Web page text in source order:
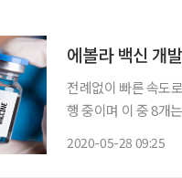
에볼라 백신 개
전례없이 빠른 속도
행 중이며 이 중 8개
2020-05-28 09:25